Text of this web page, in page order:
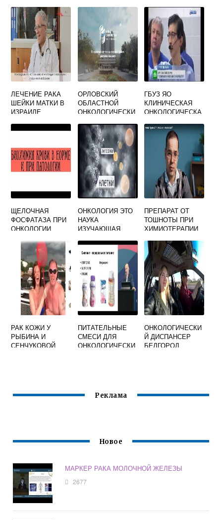
ЛЕЧЕНИЕ РАКА
ШЕЙКИ МАТКИ В
ИЗРАИЛЕ
ОРЛОВСКИЙ
ОБЛАСТНОЙ
ОНКОЛОГИЧЕСКИ
ОФИЦИАЛЬНЫЙ
САЙТ
ГБУЗ ЯО
КЛИНИЧЕСКАЯ
ОНКОЛОГИЧЕСКА
ЩЕЛОЧНАЯ
ФОСФАТАЗА ПРИ
ОНКОЛОГИИ
ОНКОЛОГИЯ ЭТО
НАУКА
ИЗУЧАЮЩАЯ
ПРЕПАРАТ ОТ
ТОШНОТЫ ПРИ
ХИМИОТЕРАПИИ
РАК КОЖИ У
РЫБИНА И
СЕНЧУКОВОЙ
ПИТАТЕЛЬНЫЕ
СМЕСИ ДЛЯ
ОНКОЛОГИЧЕСКИ
ОНКОЛОГИЧЕСКИ
Й ДИСПАНСЕР
БЕЛГОРОД
Реклама
Новое
МАРКЕР РАКА МОЛОЧНОЙ ЖЕЛЕЗЫ
2677